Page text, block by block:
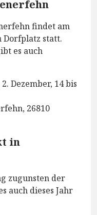
findet am
Dorfplatz statt.
es auch
Dezember, 14 bis
26810
in
zugunsten der
auch dieses Jahr